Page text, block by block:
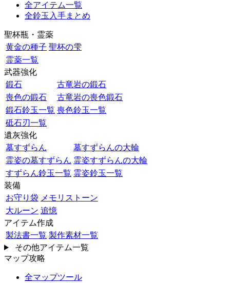
全アイテム一覧
全鈴玉入手まとめ
聖杯瓶・霊薬
黄金の種子 聖杯の雫
霊薬一覧
武器強化
鍛石
古竜岩の鍛石
喪色の鍛石
古竜岩の喪色鍛石
鍛石鈴玉一覧 喪色鈴玉一覧
砥石刃一覧
遺灰強化
墓すずらん
墓すずらんの大輪
霊姿の墓すずらん 霊姿すずらんの大輪
すずらん鈴玉一覧 霊姿鈴玉一覧
装備
お守り袋 メモリストーン
大ルーン 追憶
アイテム作成
製法書一覧 製作素材一覧
その他アイテム一覧
マップ攻略
全マップツール